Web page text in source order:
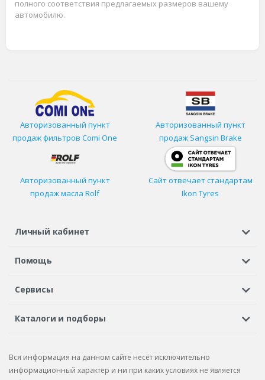
полного соответствия предлагаемых размеров вашему
автомобилю.
Авторизованный пункт
продаж фильтров Comi One
Авторизованный пункт
продаж Sangsin Brake
Авторизованный пункт
продаж масла Rolf
Сайт отвечает стандартам
Ikon Tyres
Личный кабинет
Регистрация или вход
Помощь
Шины в кредит
Сервисы
Автосервисы
Бонусная программа
Рекламации по услугам
Каталоги и подборы
Подбор запчастей
Вся информация на данном сайте несёт исключительно
информационный характер и ни при каких условиях не является